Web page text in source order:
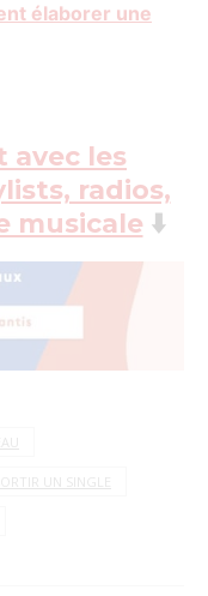
élaborer une
avec les
radios,
musicale ⬇️
UN SINGLE